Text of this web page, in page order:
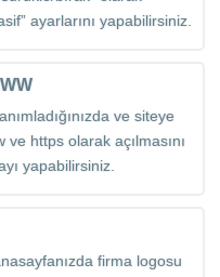
ayarlarını yapabilirsiniz.
ve siteye
https olarak açılmasını
yapabilirsiniz.
firma logosu